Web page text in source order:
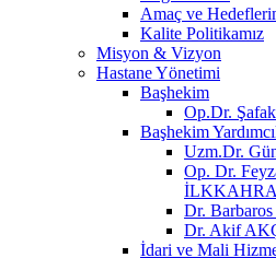
Amaç ve
Kalite Politikamız
Misyon & Vizyon
Hastane Yönetimi
Başhekim
Op.Dr.
Başhekim
Uzm.Dr.
Op. Dr.
Dr.
Dr. Akif
İdari ve Mali